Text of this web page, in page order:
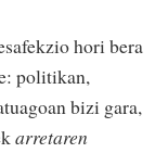
hori bera
politikan,
bizi gara,
arretaren